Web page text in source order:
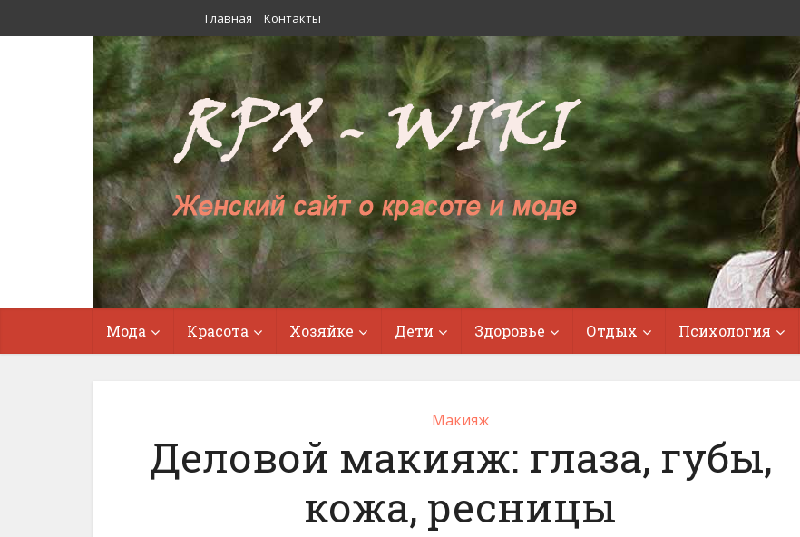
Главная Контакты
Мода Красота Хозяйке Дети Здоровье Отдых Психология
Макияж
Деловой макияж: глаза, губы,
кожа, ресницы